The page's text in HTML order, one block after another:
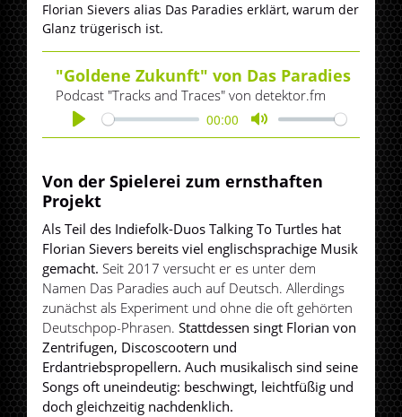
Florian Sievers alias Das Paradies erklärt, warum der
Glanz trügerisch ist.
"Goldene Zukunft" von Das Paradies
Podcast "Tracks and Traces" von detektor.fm
Play
00:00
Mute
Von der Spielerei zum ernsthaften
Projekt
Als Teil des Indiefolk-Duos Talking To Turtles hat
Florian Sievers bereits viel englischsprachige Musik
gemacht. Seit 2017 versucht er es unter dem
Namen Das Paradies auch auf Deutsch. Allerdings
zunächst als Experiment und ohne die oft gehörten
Deutschpop-Phrasen. Stattdessen singt Florian von
Zentrifugen, Discoscootern und
Erdantriebspropellern. Auch musikalisch sind seine
Songs oft uneindeutig: beschwingt, leichtfüßig und
doch gleichzeitig nachdenklich.